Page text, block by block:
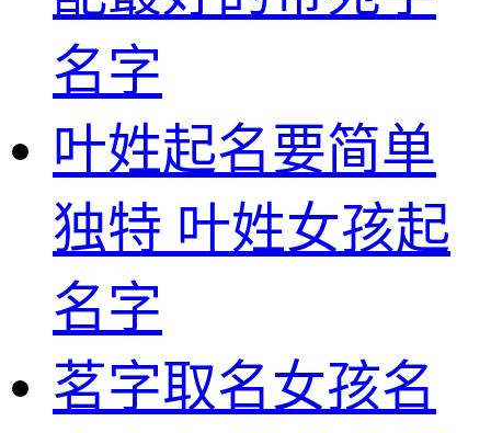
名字
叶姓起名要简单
独特 叶姓女孩起
名字
茗字取名女孩名